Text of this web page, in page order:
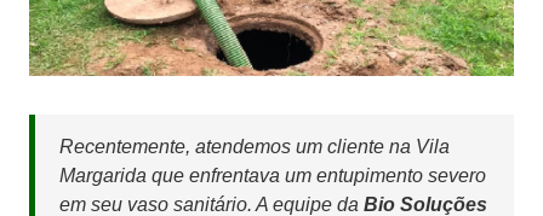
Recentemente, atendemos um cliente na Vila
Margarida que enfrentava um entupimento severo
em seu vaso sanitário. A equipe da Bio Soluções